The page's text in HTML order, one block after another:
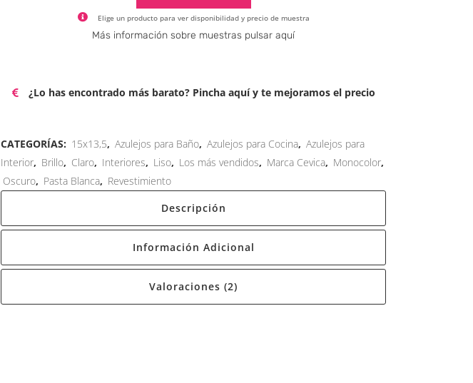
Elige un producto para ver disponibilidad y precio de muestra
Alternative:
Más información sobre muestras pulsar aquí
¿Lo has encontrado más barato? Pincha aquí y te mejoramos el precio
CATEGORÍAS: 15x13,5, Azulejos para Baño, Azulejos para Cocina, Azulejos para
Interior, Brillo, Claro, Interiores, Liso, Los más vendidos, Marca Cevica, Monocolor,
Oscuro, Pasta Blanca, Revestimiento
Descripción
Información Adicional
Valoraciones (2)